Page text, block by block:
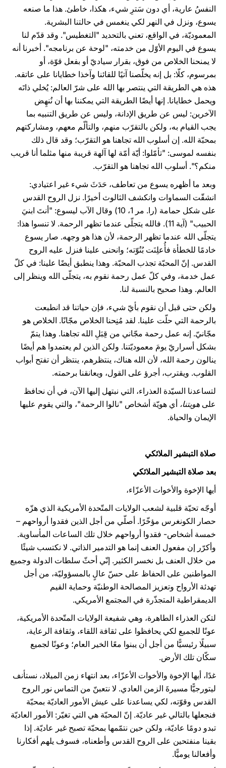
النفسُ عارية، أي دون سَترِ شيء، هكذا، خاطئ. هذا ما صنعه
يسوع، ونزل في النهر لكي ينغمس في حالتنا البشرية.
المعموديّة، في الواقع، تعني بالتحديد "التغطيس". وقد قدّم لنا
يسوع في اليوم الأوّل من خدمته، "لوحة عن برنامجه". أخبرنا أنه
لا يمنحنا الخلاص من فوق، بقرار سياديّ أو بفعل قوّة، أو
بمرسوم، كلّا: بل إنه يخلّصنا آتيًا للقائنا وآخذا خطايانا على عاتقه.
هذه هي الطريقة التي ينتصر بها الله على شرّ العالم: يُخلي ذاتَه
ويحمل خطايانا. إنها أيضًا الطريقة التي يمكننا بها أن نُنهِض
الآخرين: ليس عن طريق الإدانة، وليس عن طريق التنبيه بما
يجب القيام به، ولكن بالتقرّب منهم، والتألّم معهم، ومشاركتهم
بمحبّة الله. إن أسلوب الله تجاهنا هو التقرّب؛ وقد قال ذلك
بنفسه لموسى: "تأمّلوا: أيّة أمّة لها آلهة قريبة منها مثلما أنا قريب
منكم؟". أسلوب الله تجاهنا هو التقرّب.
وبعد ما أظهره يسوع من تعاطف، حَدَثَ شيء غير اعتيادي:
انشقّت السماوات وانكشف الثالوث أخيرًا. نزل الروح القدس
على شكل حمامة (را. مر 1، 10) وقال الآب ليسوع: "أنتَ ابنيَ
الحبيب" (آية 11). فالله يتجلّى عندما تظهر الرحمة. لا تنسوا هذا:
يتجلّى الله عندما تظهر الرحمة، لأن هذا هو وجهه. صار يسوع
خادمًا للخطأة فأُعلِنَت بُنُوّته؛ وانحنى علينا فنزل عليه الروح
القدس. إنّ المحبّة تجذب المحبّة. وهذا ينطبق أيضًا علينا: في كلّ
عمل خدمة، وفي كلّ عمل رحمة نقوم به، يتجلّى الله وينظر إلى
العالم. وهذا صحيح بالنسبة لنا.
ولكن حتى قبل أن نقوم بأيّ شيء، فإن حياتنا قد انطبعت
بالرحمة التي حلّت علينا. لقد مُنِحنا الخلاص مجّانًا. الخلاص هو
مجّانيّ. إنه عمل رحمة مجّاني من قِبَلِ الله تجاهنا. وهذا يتمّ
بشكل أسراريّ يومَ معموديّتنا. ولكن الذين لم يعتمدوا هم أيضًا
ينالون رحمة الله، لأن الله هناك، ينتظرهم، ينتظر أن تفتح أبواب
القلوب. ويقترب، أجرؤ على القول، ويعانقنا برحمته.
لتساعدنا السيّدة العذراء، التي نبتهل إليها الآن، في أن نحافظ
على هويتنا، أي هويّة أشخاص "نالوا الرحمة"، والتي يقوم عليها
الإيمان والحياة.
صلاة التبشير الملائكي
بعد صلاة التبشير الملائكي
أيها الإخوة والأخوات الأعزّاء،
أوجّه تحيّة قلبية لشعب الولايات المتّحدة الأمريكية الذي هزّه
حصار الكونغرس مؤخّرًا. أصلّي من أجل الذين فقدوا أرواحهم –
خمسة أشخاص- فقدوا أرواحهم خلال تلك الساعات المأساوية.
وأكرّر إن مفعول العنف إنما هو التدمير الذاتي. لا نكتسب شيئًا
من خلال العنف بل نخسر الكثير. إنّي أحثّ سلطات الدولة وجميع
المواطنين على الحفاظ على حسّ عالٍ بالمسؤوليّة، من أجل
تهدئة الأرواح وتعزيز المصالحة الوطنيّة وحماية القيم
الديمقراطية المتجذّرة في المجتمع الأمريكي.
لتكن العذراء الطاهرة، وهي شفيعة الولايات المتّحدة الأمريكية،
عونًا للجميع لكي يحافظوا على ثقافة اللقاء، وثقافة الرعاية،
سبيلًا رئيسيًّا من أجل أن يبنوا معًا الخير العام؛ وعونًا لجميع
سكّان تلك الأرض.
غدًا، أيها الإخوة والأخوات الأعزّاء، بعد انتهاء زمن الميلاد، نستأنف
ليتورجيًّا مسيرةَ الزمن العادي. لا نتعبنّ من التماس نور الروح
القدس وقوّته، لكي يساعدنا على عيش الأمور العاديّة بمحبّة
فنجعلها بالتالي غير عاديّة. إنّ المحبّة هي التي تغيّر: الأمور العاديّة
تبدو دومًا عاديّة، ولكن حين نتمّمها بمحبّة تصبح غير عاديّة. إذا
بقينا منفتحين على الروح القدس وأطعناه، فسوف يلهم أفكارنا
وأفعالنا يوميًّا.